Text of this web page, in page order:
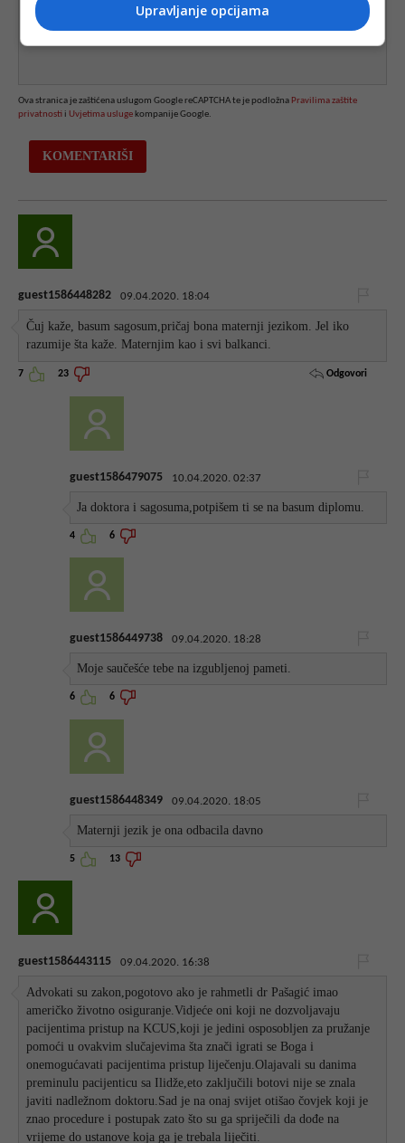
Ova stranica je zaštićena uslugom Google reCAPTCHA te je podložna Pravilima zaštite
privatnosti i Uvjetima usluge kompanije Google.
guest1586448282 09.04.2020. 18:04
Čuj kaže, basum sagosum,pričaj bona maternji jezikom. Jel iko
razumije šta kaže. Maternjim kao i svi balkanci.
7 23 Odgovori
guest1586479075 10.04.2020. 02:37
Ja doktora i sagosuma,potpišem ti se na basum diplomu.
4 6
guest1586449738 09.04.2020. 18:28
Moje saučešće tebe na izgubljenoj pameti.
6 6
guest1586448349 09.04.2020. 18:05
Maternji jezik je ona odbacila davno
5 13
guest1586443115 09.04.2020. 16:38
Advokati su zakon,pogotovo ako je rahmetli dr Pašagić imao
američko životno osiguranje.Vidjeće oni koji ne dozvoljavaju
pacijentima pristup na KCUS,koji je jedini osposobljen za pružanje
pomoći u ovakvim slučajevima šta znači igrati se Boga i
onemogućavati pacijentima pristup liječenju.Olajavali su danima
preminulu pacijenticu sa Ilidže,eto zaključili botovi nije se znala
javiti nadležnom doktoru.Sad je na onaj svijet otišao čovjek koji je
znao procedure i postupak zato što su ga spriječili da dođe na
vrijeme do ustanove koja ga je trebala liječiti.
Upravljanje opcijama